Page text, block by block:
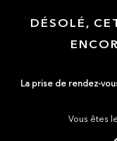
DÉSOLÉ,
La prise de rendez-
Vous êtes